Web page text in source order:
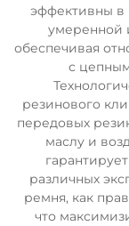
эффективны в
умеренной
обеспечивая
с
резинового
передовых
маслу и
различных
ремня, как
что